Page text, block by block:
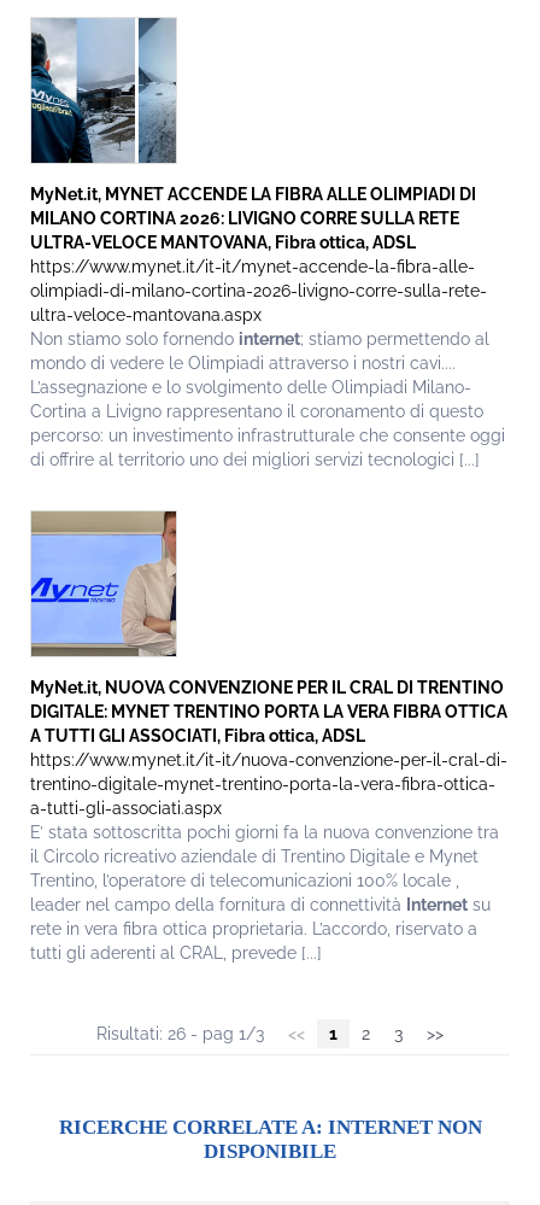
MyNet.it, MYNET ACCENDE LA FIBRA ALLE OLIMPIADI DI
MILANO CORTINA 2026: LIVIGNO CORRE SULLA RETE
ULTRA-VELOCE MANTOVANA, Fibra ottica, ADSL
https://www.mynet.it/it-it/mynet-accende-la-fibra-alle-
olimpiadi-di-milano-cortina-2026-livigno-corre-sulla-rete-
ultra-veloce-mantovana.aspx
Non stiamo solo fornendo internet; stiamo permettendo al
mondo di vedere le Olimpiadi attraverso i nostri cavi....
L’assegnazione e lo svolgimento delle Olimpiadi Milano-
Cortina a Livigno rappresentano il coronamento di questo
percorso: un investimento infrastrutturale che consente oggi
di offrire al territorio uno dei migliori servizi tecnologici [...]
MyNet.it, NUOVA CONVENZIONE PER IL CRAL DI TRENTINO
DIGITALE: MYNET TRENTINO PORTA LA VERA FIBRA OTTICA
A TUTTI GLI ASSOCIATI, Fibra ottica, ADSL
https://www.mynet.it/it-it/nuova-convenzione-per-il-cral-di-
trentino-digitale-mynet-trentino-porta-la-vera-fibra-ottica-
a-tutti-gli-associati.aspx
E’ stata sottoscritta pochi giorni fa la nuova convenzione tra
il Circolo ricreativo aziendale di Trentino Digitale e Mynet
Trentino, l’operatore di telecomunicazioni 100% locale ,
leader nel campo della fornitura di connettività
Internet su
rete in vera fibra ottica proprietaria. L’accordo, riservato a
tutti gli aderenti al CRAL, prevede [...]
Risultati: 26 - pag 1/3 << 1 2 3 >>
RICERCHE CORRELATE A: INTERNET NON
DISPONIBILE